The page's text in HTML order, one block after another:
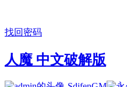
找回密码
人魔 中文破解版